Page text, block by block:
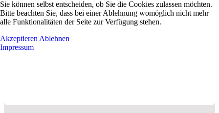
Sie können selbst entscheiden, ob Sie die Cookies zulassen möchten.
Bitte beachten Sie, dass bei einer Ablehnung womöglich nicht mehr
alle Funktionalitäten der Seite zur Verfügung stehen.
Akzeptieren Ablehnen
Impressum